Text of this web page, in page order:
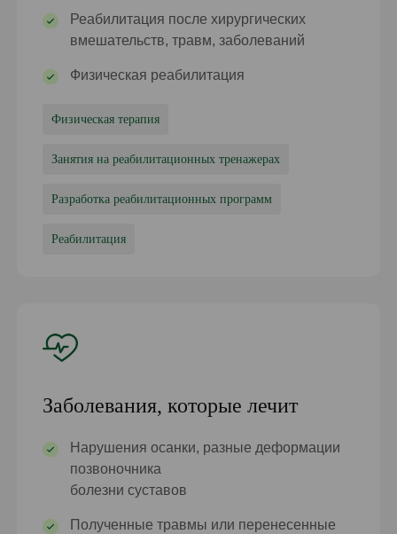
Реабилитация после хирургических
вмешательств, травм, заболеваний
Физическая реабилитация
Физическая терапия
Занятия на реабилитационных тренажерах
Разработка реабилитационных программ
Реабилитация
Заболевания, которые лечит
Нарушения осанки, разные деформации
позвоночника
болезни суставов
Полученные травмы или перенесенные